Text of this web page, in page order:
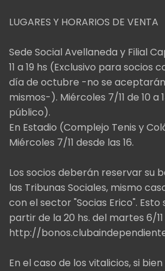
LUGARES Y HORARIOS DE VENTA
Sede Social Avellaneda y Filial
11 a 19 hs (Exclusivo para socios
día de octubre -no se
mismos-). Miércoles 7/11 de 10 a
público).
En Estadio (Complejo Tenis y
Miércoles 7/11 desde las 16.
Los socios deberán reservar su
las Tribunas Sociales, mismo
con el sector "Socias Erico".
partir de la 20 hs. del martes 6/
http://
En el caso de los vitalicios, si